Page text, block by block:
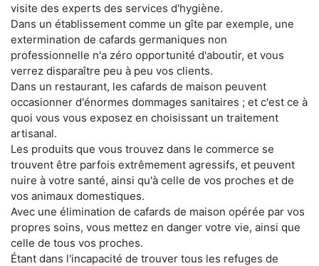
visite des experts des services d'hygiène.
Dans un établissement comme un gîte par exemple, une
extermination de cafards germaniques non
professionnelle n'a zéro opportunité d'aboutir, et vous
verrez disparaître peu à peu vos clients.
Dans un restaurant, les cafards de maison peuvent
occasionner d'énormes dommages sanitaires ; et c'est ce à
quoi vous vous exposez en choisissant un traitement
artisanal.
Les produits que vous trouvez dans le commerce se
trouvent être parfois extrêmement agressifs, et peuvent
nuire à votre santé, ainsi qu'à celle de vos proches et de
vos animaux domestiques.
Avec une élimination de cafards de maison opérée par vos
propres soins, vous mettez en danger votre vie, ainsi que
celle de tous vos proches.
Étant dans l'incapacité de trouver tous les refuges de